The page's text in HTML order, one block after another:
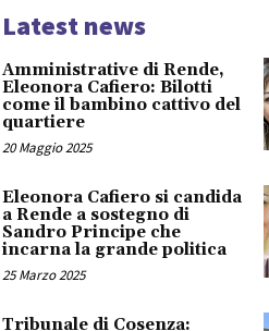
Latest news
Amministrative di Rende,
Eleonora Cafiero: Bilotti
come il bambino cattivo del
quartiere
20 Maggio 2025
Eleonora Cafiero si candida
a Rende a sostegno di
Sandro Principe che
incarna la grande politica
25 Marzo 2025
Tribunale di Cosenza: